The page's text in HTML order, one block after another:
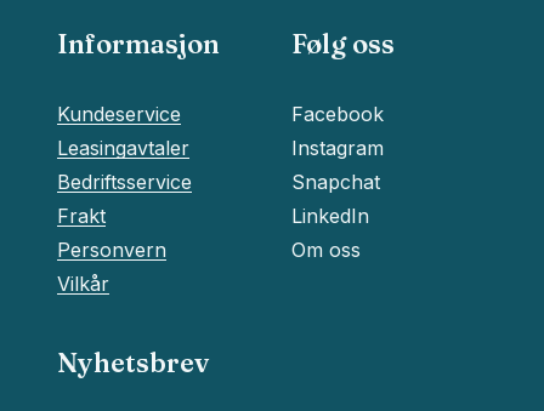
Informasjon
Kundeservice
Leasingavtaler
Bedriftsservice
Frakt
Personvern
Vilkår
Følg oss
Facebook
Instagram
Snapchat
LinkedIn
Om oss
Nyhetsbrev